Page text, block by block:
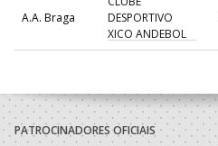
A.A. Braga
DESPORTIVO
XICO ANDEBOL
PATROCINADORES OFICIAIS